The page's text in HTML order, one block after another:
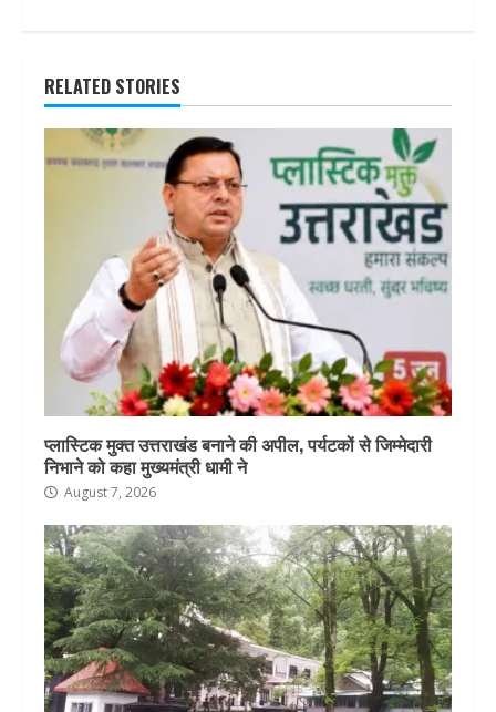
RELATED STORIES
प्लास्टिक मुक्त उत्तराखंड बनाने की अपील, पर्यटकों से जिम्मेदारी
निभाने को कहा मुख्यमंत्री धामी ने
August 7, 2026